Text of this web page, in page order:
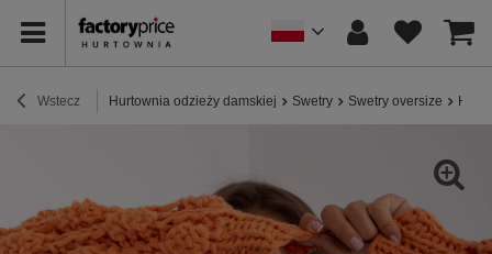
Wstecz Hurtownia odzieży damskiej Swetry Swetry oversize Hurt